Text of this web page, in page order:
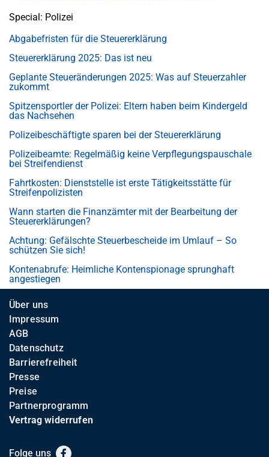
Special: Polizei
Abgabefristen für die Steuererklärung
Steuererklärung 2025: Das ist neu
Geplante Steueränderungen 2025: Was auf Steuerzahler
zukommt
Spitzensportler der Polizei: Eltern haben beim Kindergeld
das Nachsehen
Polizeibeschäftigte sparen bei der Steuererklärung
Polizeibeamte: Regelmäßig keine Verpflegungspauschale
bei Streifendienst
Fahrtkosten: Dienststelle ist erste Tätigkeitsstätte für
Streifenpolizisten
Wann starten die Finanzämter mit der Bearbeitung der
Steuererklärungen?
Achtung: Gefälschte Steuerbescheide im Umlauf – So
schützen Sie sich!
Kontenabrufe: Heimliche Kontenspionage sprunghaft
angestiegen
Über uns
Impressum
AGB
Datenschutz
Barrierefreiheit
Presse
Preise
Partnerprogramm
Vertrag widerrufen
Folge uns Facebook